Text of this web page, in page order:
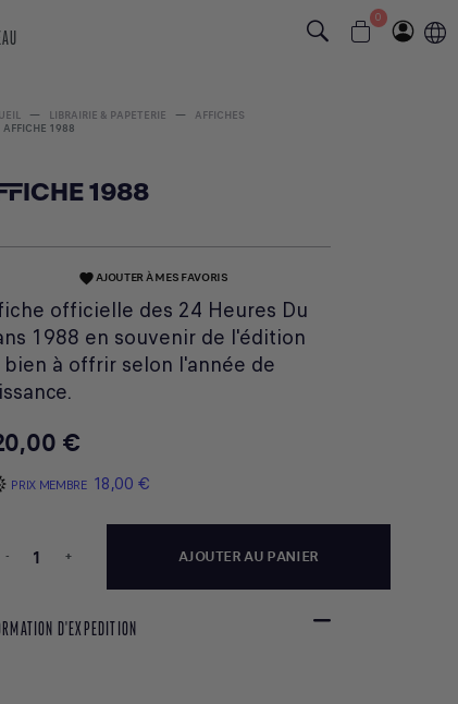
0
LIBRAIRIE & PAPETERIE
AFFICHES
AFFICHE 1988
1988
favoriteAJOUTER À MES FAVORIS
officielle des 24 Heures Du
1988 en souvenir de l'édition
bien à offrir selon l'année de
€
PRIX MEMBRE 18,00 €
- + AJOUTER AU PANIER
D'EXPEDITION